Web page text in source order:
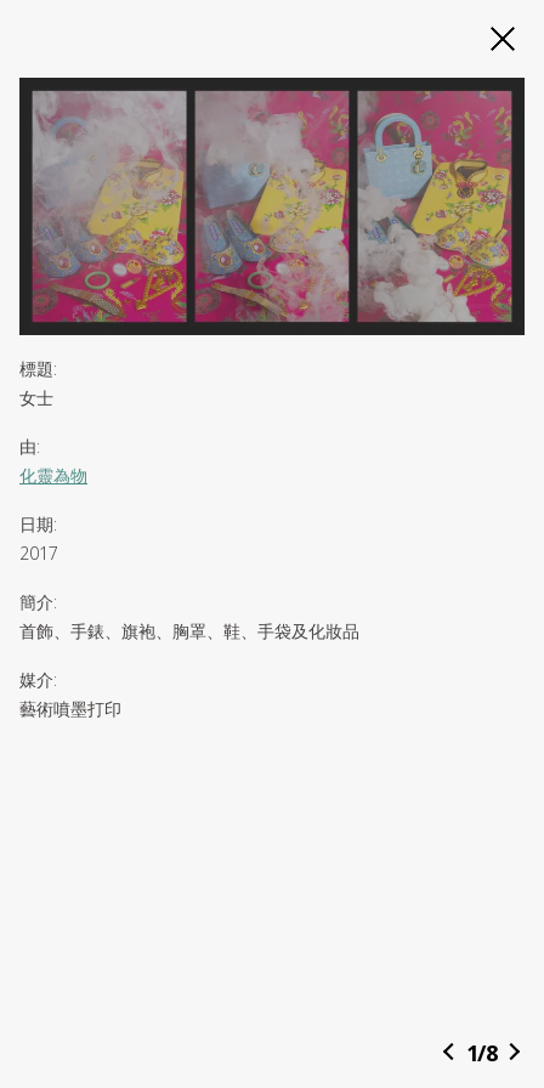
Slide 2 of 3
標題:
女士
由:
化靈為物
日期:
2017
簡介:
首飾、手錶、旗袍、胸罩、鞋、手袋及化妝品
媒介:
藝術噴墨打印
1/8